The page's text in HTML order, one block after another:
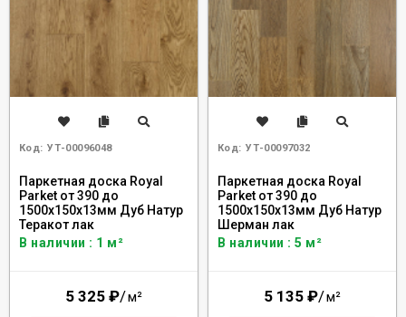
Код: УТ-00096048
Паркетная доска Royal
Parket от 390 до
1500х150х13мм Дуб Натур
Теракот лак
В наличии : 1 м²
5 325 ₽/м²
Код: УТ-00097032
Паркетная доска Royal
Parket от 390 до
1500х150х13мм Дуб Натур
Шерман лак
В наличии : 5 м²
5 135 ₽/м²